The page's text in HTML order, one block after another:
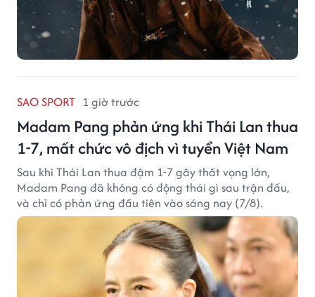
SAO SPORT 1 giờ trước
Madam Pang phản ứng khi Thái Lan thua
1-7, mất chức vô địch vì tuyển Việt Nam
Sau khi Thái Lan thua đậm 1-7 gây thất vọng lớn,
Madam Pang đã không có động thái gì sau trận đấu,
và chỉ có phản ứng đầu tiên vào sáng nay (7/8).